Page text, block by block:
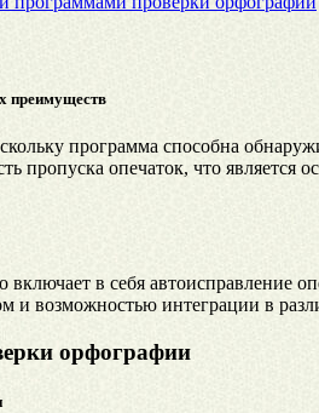
преимуществ
программа способна
пропуска опечаток, что
в себя автоисправление
возможностью интеграции в
орфографии